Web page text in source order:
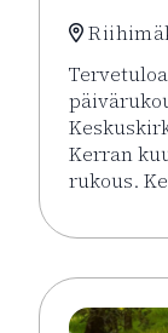
Kerran
rukous.
Lue lisää